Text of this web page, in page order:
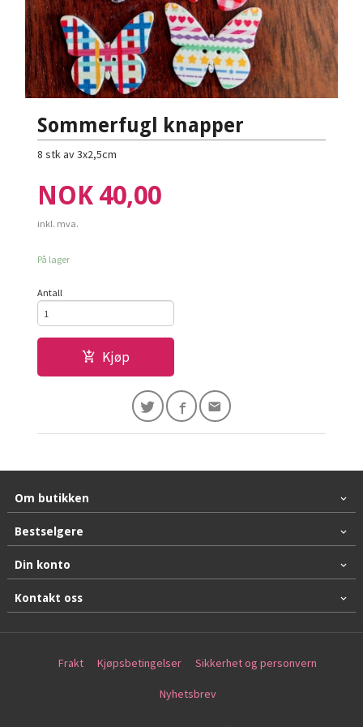
Sommerfugl knapper
8 stk av 3x2,5cm
Pris
NOK 40,00
inkl. mva.
På lager
Antall
Kjøp
Om butikken
Bestselgere
Din konto
Kontakt oss
Frakt Kjøpsbetingelser Sikkerhet og personvern
Nyhetsbrev